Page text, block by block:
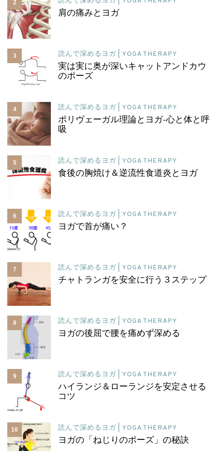
2
肩の痛みとヨガ
3 読んで深めるヨガ | YOGA THERAPY
実は実に奥が深いキャットアンドカウ
のポーズ
4 読んで深めるヨガ | YOGA THERAPY
ポリヴェーガル理論とヨガ-心と体と呼
吸
5 読んで深めるヨガ | YOGA THERAPY
食後の胸焼け＆逆流性食道炎とヨガ
6 読んで深めるヨガ | YOGA THERAPY
ヨガで首が痛い？
7 読んで深めるヨガ | YOGA THERAPY
チャトランガを安全に行う３ステップ
8 読んで深めるヨガ | YOGA THERAPY
ヨガの後屈で腰を痛めず深める
9 読んで深めるヨガ | YOGA THERAPY
ハイランジ＆ローランジを安定させる
コツ
10 読んで深めるヨガ | YOGA THERAPY
ヨガの「ねじりのポーズ」の秘訣